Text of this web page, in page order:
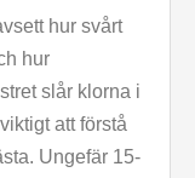
hur svårt
hur
slår klorna i
att förstå
Ungefär 15-